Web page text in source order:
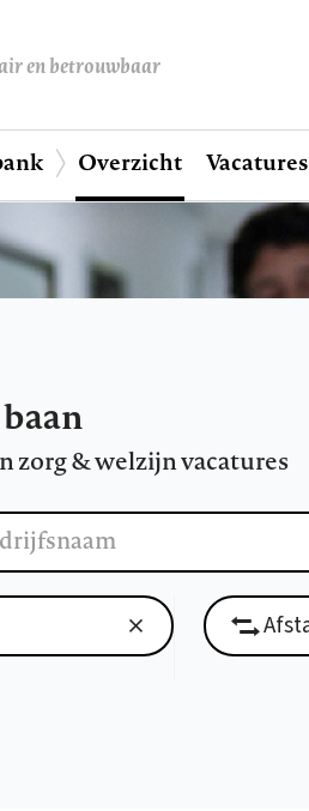
en betrouwbaar
Overzicht Vacatures
zorg & welzijn vacatures